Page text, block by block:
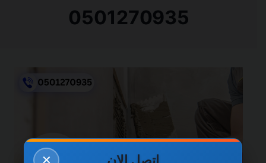
0501270935
✕ اتصل الان